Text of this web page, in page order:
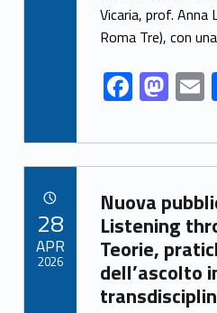
o
k
n
Vicaria, prof. Anna
Roma Tre), con
F
ac
e
b
o
o
k
M
as
to
d
o
n
l
Link identifier archive #link-archive-46143
Nuova
Listening
Teorie,
dell’ascolto
28
APR
2026